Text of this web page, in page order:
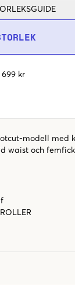
kr
modell med
waist och